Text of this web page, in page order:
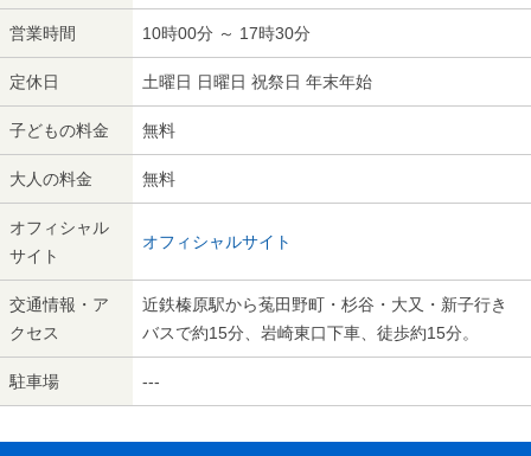
営業時間 10時00分 ～ 17時30分
定休日 土曜日 日曜日 祝祭日 年末年始
子どもの料金 無料
大人の料金 無料
オフィシャル
サイト
オフィシャルサイト
交通情報・ア
クセス
近鉄榛原駅から菟田野町・杉谷・大又・新子行き
バスで約15分、岩崎東口下車、徒歩約15分。
駐車場 ---